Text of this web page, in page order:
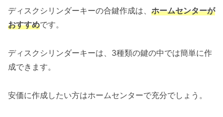
ディスクシリンダーキーの合鍵作成は、 ホームセンターが
おすすめです。
ディスクシリンダーキーは、3種類の鍵の中では簡単に作
成できます。
安価に作成したい方はホームセンターで充分でしょう。